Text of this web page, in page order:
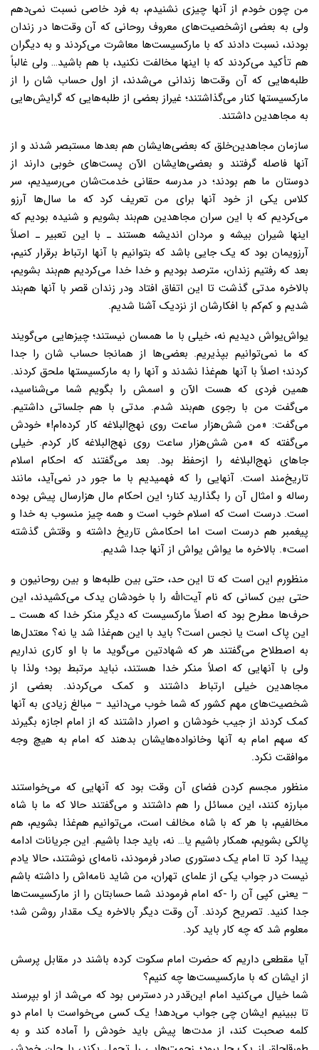
من چون خودم از آنها چیزى نشنیدم، به فرد خاصى نسبت نمى‌دهم
ولى به بعضى ازشخصیت‌هاى معروف روحانى که آن وقت‌ها در زندان
بودند، نسبت دادند که با مارکسیست‌ها معاشرت مى‌کردند و به دیگران
هم تأکید مى‌کردند که با اینها مخالفت نکنید، با هم باشید… ولى غالباً
طلبه‌هایى که آن وقت‌ها زندانى مى‌شدند، از اول حساب شان را از
مارکسیست‎ها کنار مى‌گذاشتند؛ غیراز بعضى از طلبه‌هایى که گرایش‌هایى
به مجاهدین داشتند.
سازمان مجاهدین‌خلق که بعضى‌هایشان هم بعدها مستبصر شدند و از
آنها فاصله گرفتند و بعضى‌هایشان الآن پست‌هاى خوبى دارند از
دوستان ما هم بودند؛ در مدرسه حقانى خدمت‌شان مى‌رسیدیم، سر
کلاس یکى از خود آنها براى من تعریف کرد که ما سال‌ها آرزو
مى‌کردیم که با این سران مجاهدین هم‌بند بشویم و شنیده بودیم که
اینها شیران بیشه و مردان اندیشه هستند ـ با این تعبیر ـ اصلاً
آرزویمان بود که یک جایى باشد که بتوانیم با آنها ارتباط برقرار کنیم،
بعد که رفتیم زندان، مترصد بودیم و خدا خدا مى‌کردیم هم‌بند بشویم،
بالاخره مدتى گذشت تا این اتفاق افتاد ودر زندان قصر با آنها هم‌بند
شدیم و کم‌کم با افکارشان از نزدیک آشنا شدیم.
یواش‌یواش دیدیم نه، خیلى با ما همسان نیستند؛ چیزهایى مى‌گویند
که ما نمى‌توانیم بپذیریم. بعضى‌ها از همانجا حساب شان را جدا
کردند؛ اصلاً با آنها هم‌غذا نشدند و آنها را به مارکسیست‎ها ملحق کردند.
همین فردی که هست الآن و اسمش را بگویم شما مى‌شناسید،
مى‌گفت من با رجوى هم‌بند شدم. مدتى با هم جلساتى داشتیم.
مى‌گفت: «من شش‌هزار ساعت روى نهج‌البلاغه کار کرده‌ام!» خودش
مى‌گفته که «من شش‌هزار ساعت روى نهج‌البلاغه کار کردم. خیلى
جاهاى نهج‌البلاغه را ازحفظ بود. بعد مى‌گفتند که احکام اسلام
تاریخ‌مند است. آنهایى را که فهمیدیم با ما جور در نمى‌آید، مانند
رساله و امثال آن را بگذارید کنار؛ این احکام مال هزارسال پیش بوده
است. درست است که اسلام خوب است و همه چیز منسوب به خدا و
پیغمبر هم درست است اما احکامش تاریخ داشته و وقتش گذشته
است». بالاخره ما یواش یواش از آنها جدا شدیم.
منظورم این است که تا این حد، حتى بین طلبه‌ها و بین روحانیون و
حتى بین کسانى که نام آیت‌الله را با خودشان یدک مى‌کشیدند، این
حرف‌ها مطرح بود که اصلاً مارکسیست که دیگر منکر خدا که هست ـ
این پاک است یا نجس است؟ باید با این هم‌غذا شد یا نه؟ معتدل‌ها
به اصطلاح مى‌گفتند هر که شهادتین مى‌گوید ما با او کارى نداریم
ولى با آنهایى که اصلاً منکر خدا هستند، نباید مرتبط بود؛ ولذا با
مجاهدین خیلى ارتباط داشتند و کمک مى‌کردند. بعضى از
شخصیت‌هاى مهم کشور که شما خوب مى‌دانید – مبالغ زیادى به آنها
کمک کردند از جیب خودشان و اصرار داشتند که از امام اجازه بگیرند
که سهم امام به آنها وخانواده‌هایشان بدهند که امام به هیچ وجه
موافقت نکرد.
منظور مجسم کردن فضاى آن وقت بود که آنهایى که مى‌خواستند
مبارزه کنند، این مسائل را هم داشتند و می‌گفتند حالا که ما با شاه
مخالفیم، با هر که با شاه مخالف است، می‌توانیم هم‌غذا بشویم، هم
پالکى بشویم، همکار باشیم یا… نه، باید جدا باشیم. این جریانات ادامه
پیدا کرد تا امام یک دستورى صادر فرمودند، نامه‌اى نوشتند، حالا یادم
نیست در جواب یکى از علماى تهران، من شاید نامه‌اش را داشته باشم
– یعنى کپى آن را -که امام فرمودند شما حسابتان را از مارکسیست‌ها
جدا کنید. تصریح کردند. آن وقت دیگر بالاخره یک مقدار روشن شد؛
معلوم شد که چه کار باید کرد.
آیا مقطعى داریم که حضرت امام سکوت کرده باشند در مقابل پرسش
از ایشان که با مارکسیست‌ها چه کنیم؟
شما خیال مى‌کنید امام این‌قدر در دسترس بود که مى‌شد از او بپرسند
تا ببینیم ایشان چى جواب مى‌دهد! یک کسى مى‌خواست با امام دو
کلمه صحبت کند، از مدت‌ها پیش باید خودش را آماده کند و به